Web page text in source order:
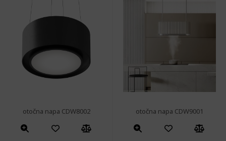
otočna napa CDW8002 otočna napa CDW9001